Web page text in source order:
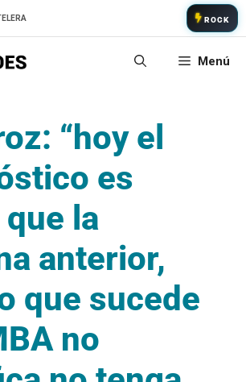
ROCK
Menú
“hoy el
es
la
anterior,
que sucede
no